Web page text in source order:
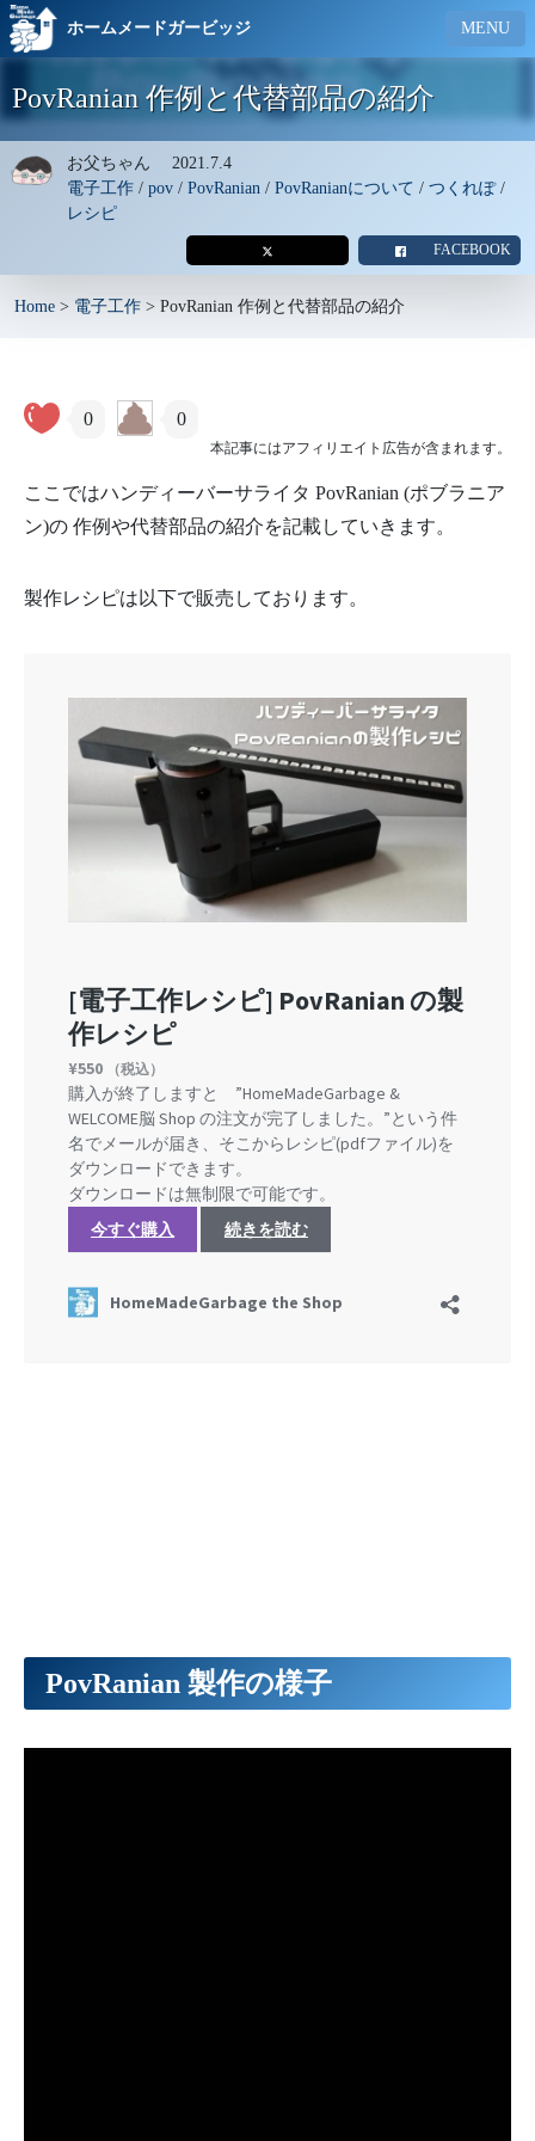
ホームメードガービッジ MENU
PovRanian 作例と代替部品の紹介
お父ちゃん 2021.7.4
電子工作 / pov / PovRanian / PovRanianについて / つくれぽ/
レシピ
FACEBOOK
Home > 電子工作 > PovRanian 作例と代替部品の紹介
本記事にはアフィリエイト広告が含まれます。
0 0
ここではハンディーバーサライタ PovRanian (ポブラニア
ン)の 作例や代替部品の紹介を記載していきます。
製作レシピは以下で販売しております。
PovRanian 製作の様子